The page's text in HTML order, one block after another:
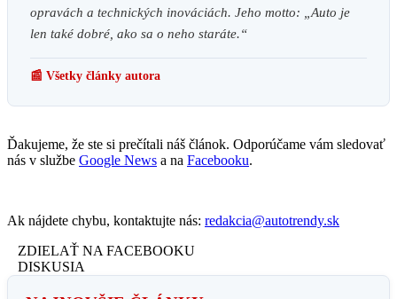
opravách a technických inováciách. Jeho motto: „Auto je
len také dobré, ako sa o neho staráte.“
📰 Všetky články autora
Ďakujeme, že ste si prečítali náš článok. Odporúčame vám sledovať
nás v službe Google News a na Facebooku.
Ak nájdete chybu, kontaktujte nás: redakcia@autotrendy.sk
ZDIELAŤ NA FACEBOOKU
DISKUSIA